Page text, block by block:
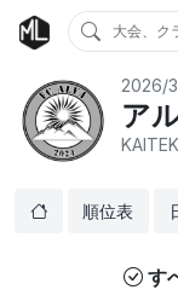
大会、ク
2026/
ア
順位表
す